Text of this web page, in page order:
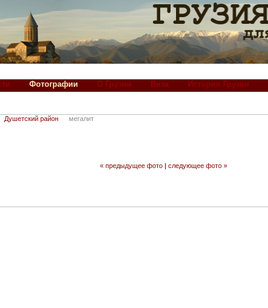
Фотографии О Грузии Виза История Грузии
Душетский район мегалит
« предыдущее фото | следующее фото »